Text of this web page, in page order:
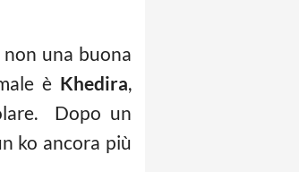
una buona
è Khedira,
Dopo un
ko ancora più